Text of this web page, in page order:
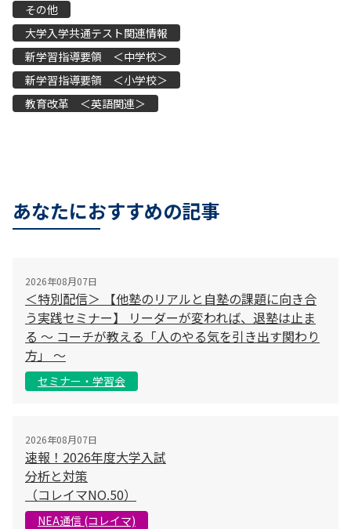
その他
大学入学共通テスト関連情報
新学習指導要領 ＜中学校＞
新学習指導要領 ＜小学校＞
教育改革 ＜英語関連＞
あなたにおすすめの記事
2026年08月07日
＜特別配信＞ 【他塾のリアルと自塾の課題に向き合
う実践セミナー】 リーダーが変われば、退塾は止ま
る 〜 コーチが教える「人のやる気を引き出す関わり
方」 〜
セミナー・学習会
2026年08月07日
速報！2026年度大学入試
分析と対策
（コレイマNO.50）
NEA通信 (コレイマ)